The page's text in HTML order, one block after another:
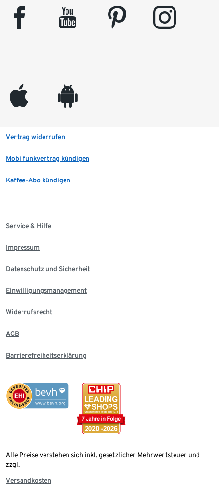
facebook youtube pinterest instagram
appleinc android
Vertrag widerrufen
Mobilfunkvertrag kündigen
Kaffee-Abo kündigen
Service & Hilfe
Impressum
Datenschutz und Sicherheit
Einwilligungsmanagement
Widerrufsrecht
AGB
Barrierefreiheitserklärung
Alle Preise verstehen sich inkl. gesetzlicher Mehrwertsteuer und
zzgl.
Versandkosten